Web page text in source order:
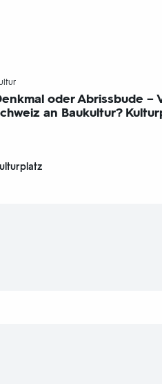
oder Abrissbude –
an Baukultur?